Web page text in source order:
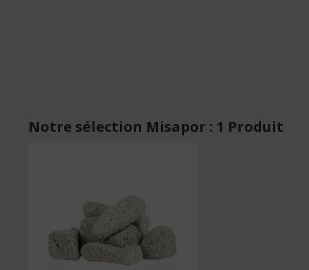
Notre sélection Misapor : 1 Produit